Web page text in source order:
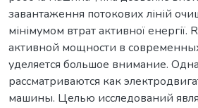
завантаження потокових ліній
мінімумом втрат активної енергії.
активной мощности в
уделяется большое внимание.
рассматриваются как
машины. Целью исследований